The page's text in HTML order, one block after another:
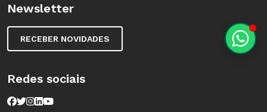
Newsletter
RECEBER NOVIDADES
Redes sociais